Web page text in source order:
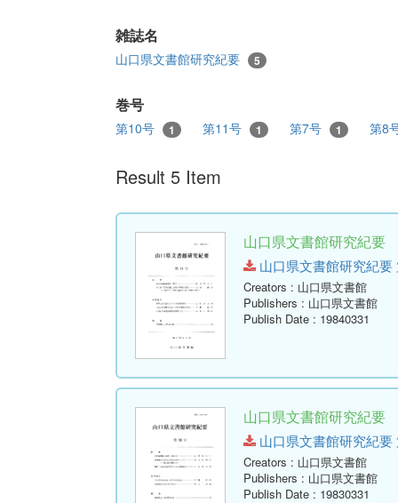
雑誌名
山口県文書館研究紀要 5
巻号
第10号 1 第11号 1 第7号 1 第8
Result 5 Item
山口県文書館研究紀要
山口県文書館研究紀要
Creators : 山口県文書館
Publishers : 山口県文書館
Publish Date : 19840331
山口県文書館研究紀要
山口県文書館研究紀要
Creators : 山口県文書館
Publishers : 山口県文書館
Publish Date : 19830331